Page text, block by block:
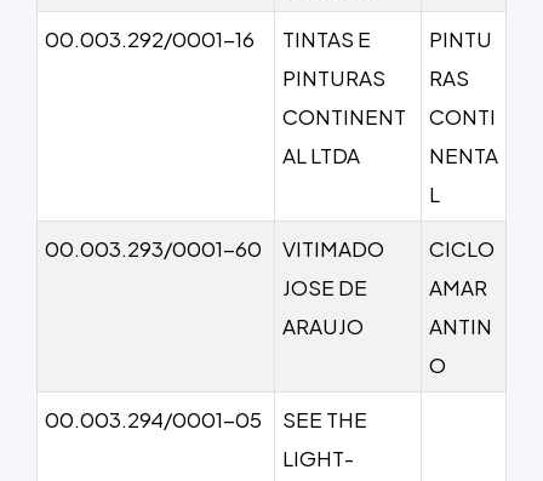
00.003.292/0001-16
TINTAS E
PINTURAS
CONTINENT
AL LTDA
PINTU
RAS
CONTI
NENTA
L
00.003.293/0001-60
VITIMADO
JOSE DE
ARAUJO
CICLO
AMAR
ANTIN
O
00.003.294/0001-05
SEE THE
LIGHT-